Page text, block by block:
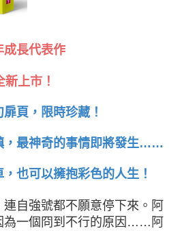
成長代表作
上市！
頁，限時珍藏！
，最神奇的事情即將發生……
也可以擁抱彩色的人生！
自強號都不願意停下來。阿
為一個冏到不行的原因……阿